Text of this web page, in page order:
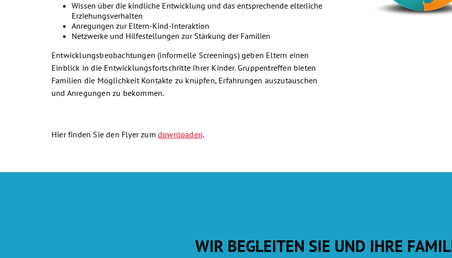
Wissen über die kindliche Entwicklung und das entsprechende elterliche
Erziehungsverhalten
Anregungen zur Eltern-Kind-Interaktion
Netzwerke und Hilfestellungen zur Stärkung der Familien
Entwicklungsbeobachtungen (informelle Screenings) geben Eltern einen
Einblick in die Entwicklungsfortschritte Ihrer Kinder. Gruppentreffen bieten
Familien die Möglichkeit Kontakte zu knüpfen, Erfahrungen auszutauschen
und Anregungen zu bekommen.
Hier finden Sie den Flyer zum downloaden.
WIR BEGLEITEN SIE UND IHRE